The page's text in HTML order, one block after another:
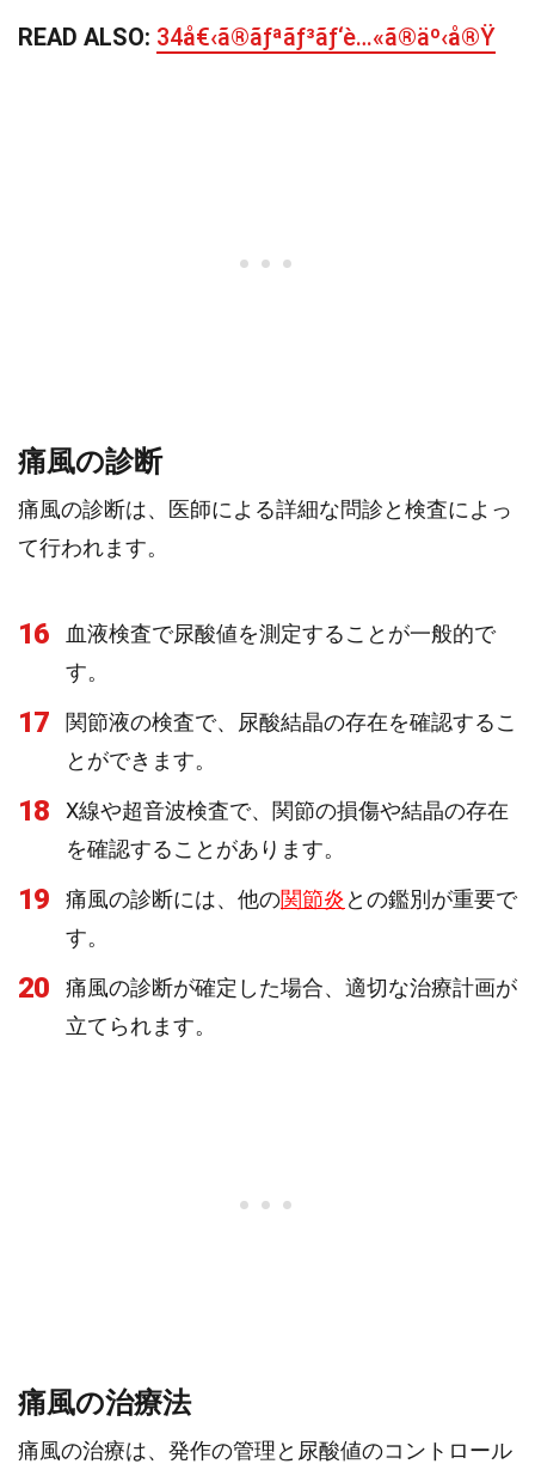
READ ALSO: 34å€‹ã®ãƒªãƒ³ãƒ‘è…«ã®äº‹å®Ÿ
痛風の診断
痛風の診断は、医師による詳細な問診と検査によっ
て行われます。
16
血液検査で尿酸値を測定することが一般的で
す。
17
関節液の検査で、尿酸結晶の存在を確認するこ
とができます。
18
X線や超音波検査で、関節の損傷や結晶の存在
を確認することがあります。
19 痛風の診断には、他の関節炎との鑑別が重要で
す。
20
痛風の診断が確定した場合、適切な治療計画が
立てられます。
痛風の治療法
痛風の治療は、発作の管理と尿酸値のコントロール